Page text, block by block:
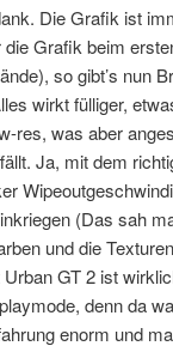
Die Grafik ist
Grafik beim
so gibt’s nun
wirkt fülliger,
res, was aber
Ja, mit dem
(Das sah
und die
GT 2 ist
denn da
enorm und